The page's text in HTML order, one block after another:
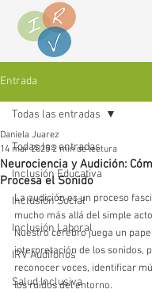
Entrada
Todas las entradas
Inclusión Educativa
Inclusión Social
Inclusión Laboral
IRV Audífonos
Salud Inclusiva
Todas las entradas
Neurociencia y Audición:
Procesa el Sonido
Daniela Juarez
14 mar 2025 2 min de lectura
La audición es un proceso
mucho más allá del simple
Nuestro cerebro juega un
interpretación de los sonidos,
reconocer voces, identificar
los ruidos del entorno.